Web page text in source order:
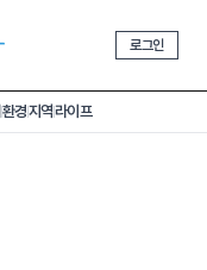
로그인
환경지역라이프